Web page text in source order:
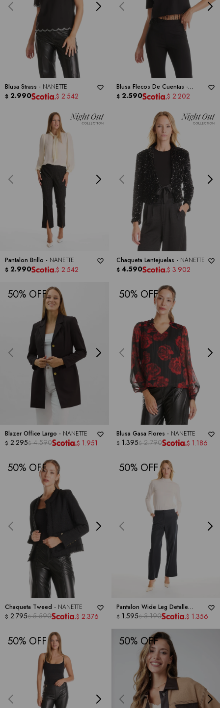
Blusa Strass - NANETTE
$ 2.990 $ 2.542
Blusa Flecos De Cuentas -
NANETTE
$ 2.590 $ 2.202
Pantalon Brillo - NANETTE
$ 2.990 $ 2.542
Chaqueta Lentejuelas - NANETTE
$ 4.590 $ 3.902
50
Blazer Office Largo - NANETTE
$ 2.295$ 4.590 $ 1.951
50
Blusa Gasa Flores - NANETTE
$ 1.395$ 2.790 $ 1.186
50
Chaqueta Tweed - NANETTE
$ 2.795$ 5.590 $ 2.376
50
Pantalon Wide Leg Detalle
Trenzado -NANETTE
$ 1.595$ 3.190 $ 1.356
50 50